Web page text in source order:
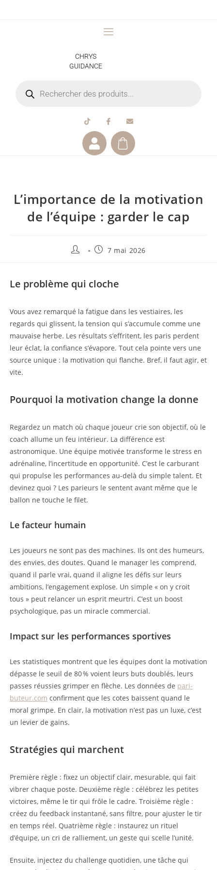
CHRYS
GUIDANCE
L’importance de la motivation
de l’équipe : garder le cap
7 mai 2026
Le problème qui cloche
Vous avez remarqué la fatigue dans les vestiaires, les
regards qui glissent, la tension qui s’accumule comme une
mauvaise herbe. Les résultats s’effritent, les paris perdent
leur éclat, la confiance s’évapore. Tout cela pointe vers une
source unique : la motivation qui flanche. Bref, il faut agir, et
vite.
Pourquoi la motivation change la donne
Regardez un match où chaque joueur crie son objectif, où le
coach allume un feu intérieur. La différence est
astronomique. Une équipe motivée transforme le stress en
adrénaline, l’incertitude en opportunité. C’est le carburant
qui propulse les performances au-delà du simple talent. Et
devinez quoi ? Les parieurs le sentent avant même que le
ballon ne touche le filet.
Le facteur humain
Les joueurs ne sont pas des machines. Ils ont des humeurs,
des envies, des doutes. Quand le manager les comprend,
quand il parle vrai, quand il aligne les défis sur leurs
ambitions, l’engagement explose. Un simple « on y croit
tous » peut relancer un esprit meurtri. C’est un boost
psychologique, pas un miracle commercial.
Impact sur les performances sportives
Les statistiques montrent que les équipes dont la motivation
dépasse le seuil de 80 % voient leurs buts doublés, leurs
passes réussies grimper en flèche. Les données de pari-
buteur.com confirment que les cotes baissent quand le
moral grimpe. En clair, la motivation n’est pas un luxe, c’est
un levier de gains.
Stratégies qui marchent
Première règle : fixez un objectif clair, mesurable, qui fait
vibrer chaque poste. Deuxième règle : célébrez les petites
victoires, même le tir qui frôle le cadre. Troisième règle :
créez du feedback instantané, sans filtre, pour ajuster le tir
en temps réel. Quatrième règle : instaurez un rituel
d’équipe, un cri de ralliement, un geste qui scelle l’unité.
Ensuite, injectez du challenge quotidien, une tâche qui